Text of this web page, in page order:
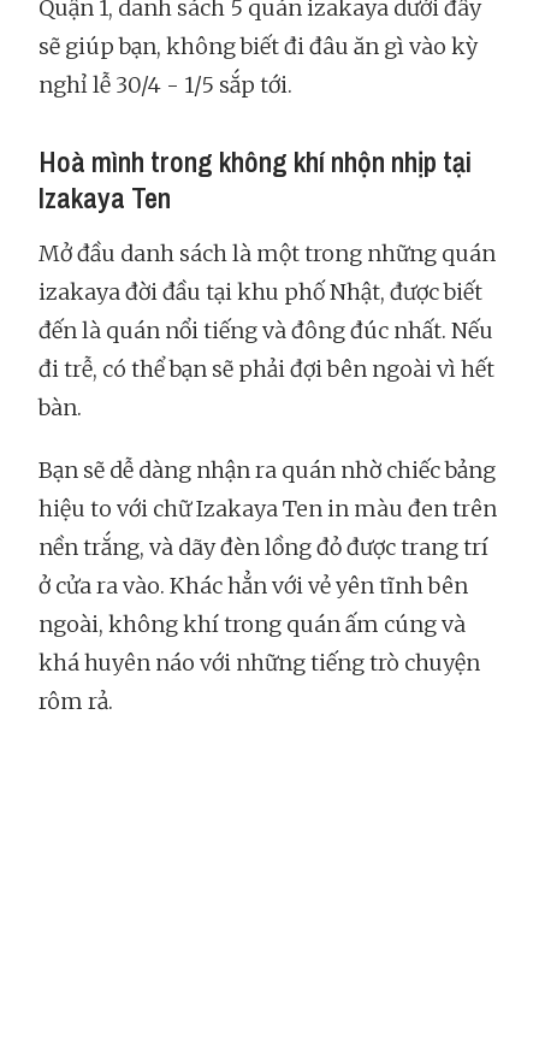
Quận 1, danh sách 5 quán izakaya dưới đây
sẽ giúp bạn, không biết đi đâu ăn gì vào kỳ
nghỉ lễ 30/4 - 1/5 sắp tới.
Hoà mình trong không khí nhộn nhịp tại
Izakaya Ten
Mở đầu danh sách là một trong những quán
izakaya đời đầu tại khu phố Nhật, được biết
đến là quán nổi tiếng và đông đúc nhất. Nếu
đi trễ, có thể bạn sẽ phải đợi bên ngoài vì hết
bàn.
Bạn sẽ dễ dàng nhận ra quán nhờ chiếc bảng
hiệu to với chữ Izakaya Ten in màu đen trên
nền trắng, và dãy đèn lồng đỏ được trang trí
ở cửa ra vào. Khác hẳn với vẻ yên tĩnh bên
ngoài, không khí trong quán ấm cúng và
khá huyên náo với những tiếng trò chuyện
rôm rả.